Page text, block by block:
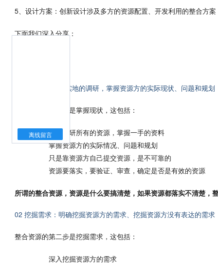
离线留言
5、设计方案：创新设计涉及多方的资源配置、开发利用的整合方案
下面我们深入分享：
01 掌握现状：做实地的调研，掌握资源方的实际现状、问题和规划
整合资源的第一步是掌握现状，这包括：
实地调研所有的资源，掌握一手的资料
掌握资源方的实际情况、问题和规划
只是靠资源方自己提交资源，是不可靠的
资源要落实，要验证、审查，确定是否是有效的资源
所谓的整合资源，资源是什么要搞清楚，如果资源都落实不清楚，
02 挖掘需求：明确挖掘资源方的需求、挖掘资源方没有表达的需求
整合资源的第二步是挖掘需求，这包括：
深入挖掘资源方的需求